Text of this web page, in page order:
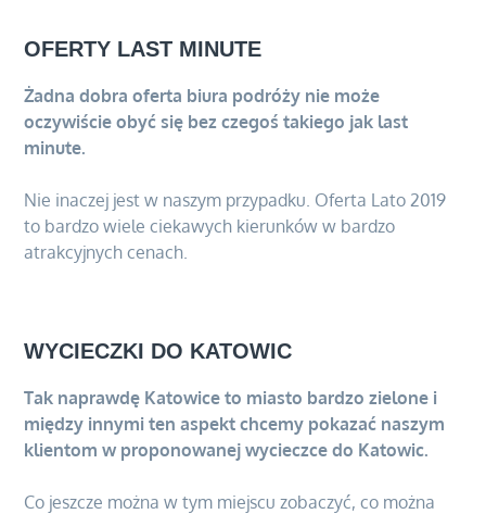
OFERTY LAST MINUTE
Żadna dobra oferta biura podróży nie może
oczywiście obyć się bez czegoś takiego jak last
minute.
Nie inaczej jest w naszym przypadku. Oferta Lato 2019
to bardzo wiele ciekawych kierunków w bardzo
atrakcyjnych cenach.
WYCIECZKI DO KATOWIC
Tak naprawdę Katowice to miasto bardzo zielone i
między innymi ten aspekt chcemy pokazać naszym
klientom w proponowanej wycieczce do Katowic.
Co jeszcze można w tym miejscu zobaczyć, co można